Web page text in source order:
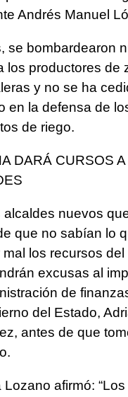
Andrés Manuel
se bombardearon
los productores de
y no se ha
en la defensa de
de riego.
DARÁ CURSOS
alcaldes nuevos
que no sabían lo
mal los recursos
excusas al
de
del Estado,
antes de que
Lozano afirmó: